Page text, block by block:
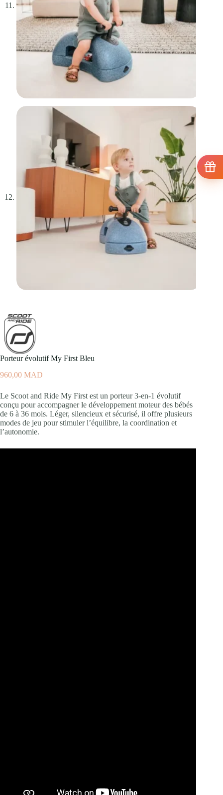
Porteur évolutif My First Bleu
960,00 MAD
Le Scoot and Ride My First est un porteur 3-en-1 évolutif
conçu pour accompagner le développement moteur des bébés
de 6 à 36 mois. Léger, silencieux et sécurisé, il offre plusieurs
modes de jeu pour stimuler l’équilibre, la coordination et
l’autonomie.